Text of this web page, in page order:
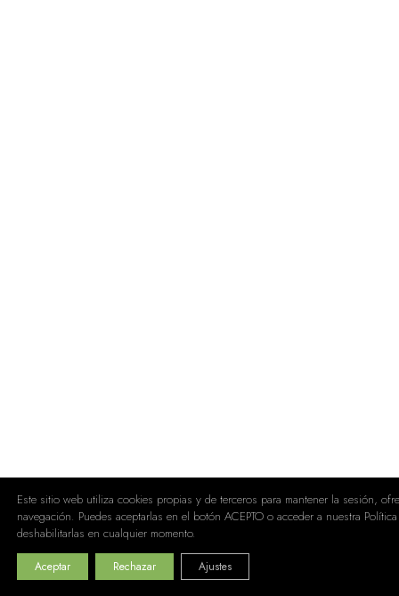
Este sitio web utiliza cookies propias y de terceros para mantener la sesión,
navegación. Puedes aceptarlas en el botón ACEPTO o acceder a nuestra
deshabilitarlas en cualquier momento.
Aceptar Rechazar Ajustes